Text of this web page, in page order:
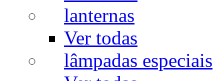
lanternas
Ver todas
lâmpadas especiais